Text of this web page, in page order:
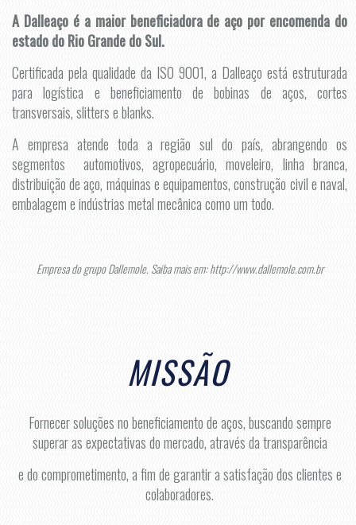
A Dalleaço é a maior beneficiadora de aço por encomenda do
estado do Rio Grande do Sul.
Certificada pela qualidade da ISO 9001, a Dalleaço está estruturada
para logística e beneficiamento de bobinas de aços, cortes
transversais, slitters e blanks.
A empresa atende toda a região sul do país, abrangendo os
segmentos automotivos, agropecuário, moveleiro, linha branca,
distribuição de aço, máquinas e equipamentos, construção civil e naval,
embalagem e indústrias metal mecânica como um todo.
Empresa do grupo Dallemole. Saiba mais em:http://www.dallemole.com.br
MISSÃO
Fornecer soluções no beneficiamento de aços, buscando sempre
superar as expectativas do mercado, através da transparência
e do comprometimento, a fim de garantir a satisfação dos clientes e
colaboradores.